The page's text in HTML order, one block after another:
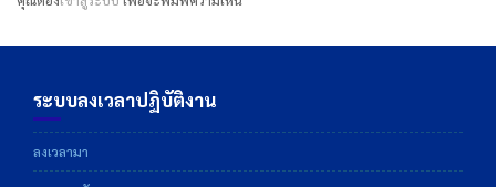
ระบบลงเวลาปฏิบัติงาน
ลงเวลามา